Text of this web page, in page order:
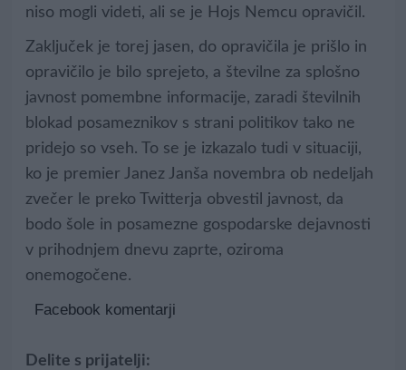
niso mogli videti, ali se je Hojs Nemcu opravičil.
Zaključek je torej jasen, do opravičila je prišlo in
opravičilo je bilo sprejeto, a številne za splošno
javnost pomembne informacije, zaradi številnih
blokad posameznikov s strani politikov tako ne
pridejo so vseh. To se je izkazalo tudi v situaciji,
ko je premier Janez Janša novembra ob nedeljah
zvečer le preko Twitterja obvestil javnost, da
bodo šole in posamezne gospodarske dejavnosti
v prihodnjem dnevu zaprte, oziroma
onemogočene.
Facebook komentarji
Delite s prijatelji: